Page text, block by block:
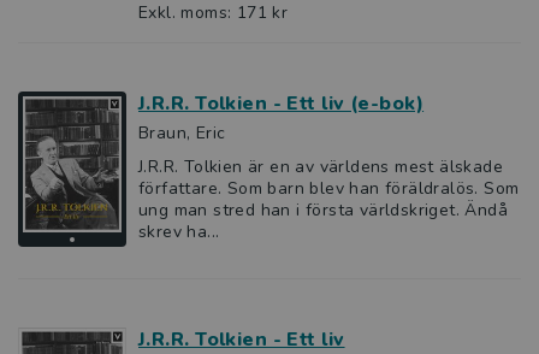
Exkl. moms: 171 kr
J.R.R. Tolkien - Ett liv (e-bok)
Braun, Eric
J.R.R. Tolkien är en av världens mest älskade
författare. Som barn blev han föräldralös. Som
ung man stred han i första världskriget. Ändå
skrev ha...
J.R.R. Tolkien - Ett liv